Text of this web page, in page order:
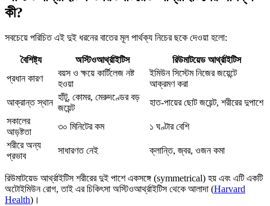
কী?
সবচেয়ে পরিচিত এই দুই ধরনের বাতের মূল পার্থক্য নিচের ছকে দেওয়া হলো:
বৈশিষ্ট্য অস্টিওআর্থ্রাইটিস
রিউমাটয়েড আর্থ্রাইটিস
প্রধান কারণ
বয়স ও ক্ষয়ে কার্টিলেজ নষ্ট
হওয়া
ইমিউন সিস্টেম নিজের জয়েন্টে
আক্রমণ করা
আক্রান্ত স্থান
হাঁটু, কোমর, মেরুদণ্ডের বড়
জয়েন্ট
হাত-পায়ের ছোট জয়েন্ট, শরীরের দুপাশে
সকালের
আড়ষ্টতা
৩০ মিনিটের কম
১ ঘণ্টার বেশি
শরীরে অন্য
প্রভাব
সাধারণত নেই ক্লান্তি, জ্বর, ওজন কমা
রিউমাটয়েড আর্থ্রাইটিস শরীরের দুই পাশে একসঙ্গে (symmetrical) হয় এবং এটি একটি
অটোইমিউন রোগ, তাই এর চিকিৎসা অস্টিওআর্থ্রাইটিস থেকে আলাদা (Harvard
Health)।